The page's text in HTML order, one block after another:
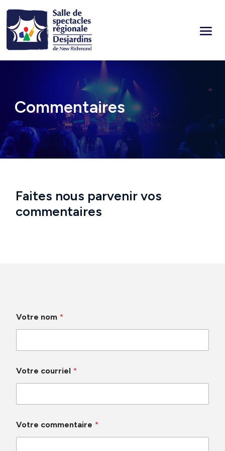
Commentaires
Faites nous parvenir vos
commentaires
Votre nom *
o
m
e
t
a
i
Votre courriel *
Votre commentaire *